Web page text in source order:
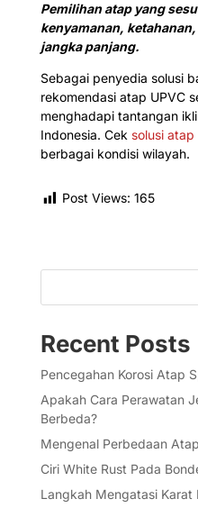
Pemilihan atap yang
kenyamanan,
jangka panjang.
Sebagai penyedia solusi
rekomendasi atap UPVC
menghadapi tantangan
Indonesia. Cek solusi
berbagai kondisi wilayah.
Post Views: 165
Recent Posts
Pencegahan Korosi Atap
Apakah Cara Perawatan
Berbeda?
Mengenal Perbedaan
Ciri White Rust Pada
Langkah Mengatasi Karat